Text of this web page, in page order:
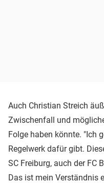
Auch Christian Streich
Zwischenfall und
Folge haben könnte. "Ich
Regelwerk dafür gibt.
SC Freiburg, auch der FC
Das ist mein Verständnis